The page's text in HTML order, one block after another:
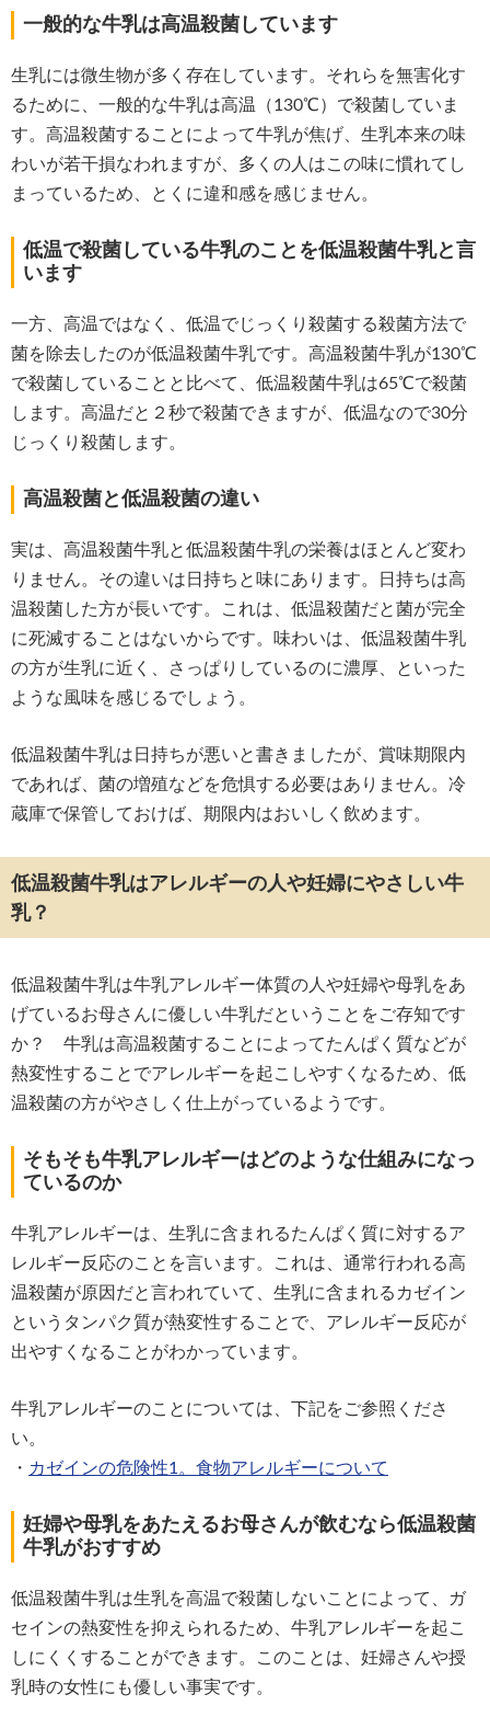
一般的な牛乳は高温殺菌しています
生乳には微生物が多く存在しています。それらを無害化す
るために、一般的な牛乳は高温（130℃）で殺菌していま
す。高温殺菌することによって牛乳が焦げ、生乳本来の味
わいが若干損なわれますが、多くの人はこの味に慣れてし
まっているため、とくに違和感を感じません。
低温で殺菌している牛乳のことを低温殺菌牛乳と言
います
一方、高温ではなく、低温でじっくり殺菌する殺菌方法で
菌を除去したのが低温殺菌牛乳です。高温殺菌牛乳が130℃
で殺菌していることと比べて、低温殺菌牛乳は65℃で殺菌
します。高温だと２秒で殺菌できますが、低温なので30分
じっくり殺菌します。
高温殺菌と低温殺菌の違い
実は、高温殺菌牛乳と低温殺菌牛乳の栄養はほとんど変わ
りません。その違いは日持ちと味にあります。日持ちは高
温殺菌した方が長いです。これは、低温殺菌だと菌が完全
に死滅することはないからです。味わいは、低温殺菌牛乳
の方が生乳に近く、さっぱりしているのに濃厚、といった
ような風味を感じるでしょう。
低温殺菌牛乳は日持ちが悪いと書きましたが、賞味期限内
であれば、菌の増殖などを危惧する必要はありません。冷
蔵庫で保管しておけば、期限内はおいしく飲めます。
低温殺菌牛乳はアレルギーの人や妊婦にやさしい牛
乳？
低温殺菌牛乳は牛乳アレルギー体質の人や妊婦や母乳をあ
げているお母さんに優しい牛乳だということをご存知です
か？ 牛乳は高温殺菌することによってたんぱく質などが
熱変性することでアレルギーを起こしやすくなるため、低
温殺菌の方がやさしく仕上がっているようです。
そもそも牛乳アレルギーはどのような仕組みになっ
ているのか
牛乳アレルギーは、生乳に含まれるたんぱく質に対するア
レルギー反応のことを言います。これは、通常行われる高
温殺菌が原因だと言われていて、生乳に含まれるカゼイン
というタンパク質が熱変性することで、アレルギー反応が
出やすくなることがわかっています。
牛乳アレルギーのことについては、下記をご参照くださ
い。
・ カゼインの危険性1。食物アレルギーについて
妊婦や母乳をあたえるお母さんが飲むなら低温殺菌
牛乳がおすすめ
低温殺菌牛乳は生乳を高温で殺菌しないことによって、ガ
セインの熱変性を抑えられるため、牛乳アレルギーを起こ
しにくくすることができます。このことは、妊婦さんや授
乳時の女性にも優しい事実です。